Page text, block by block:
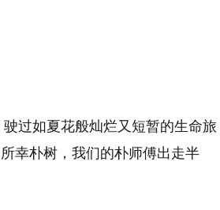
过如夏花般灿烂又短暂的生命旅
幸朴树，我们的朴师傅出走半